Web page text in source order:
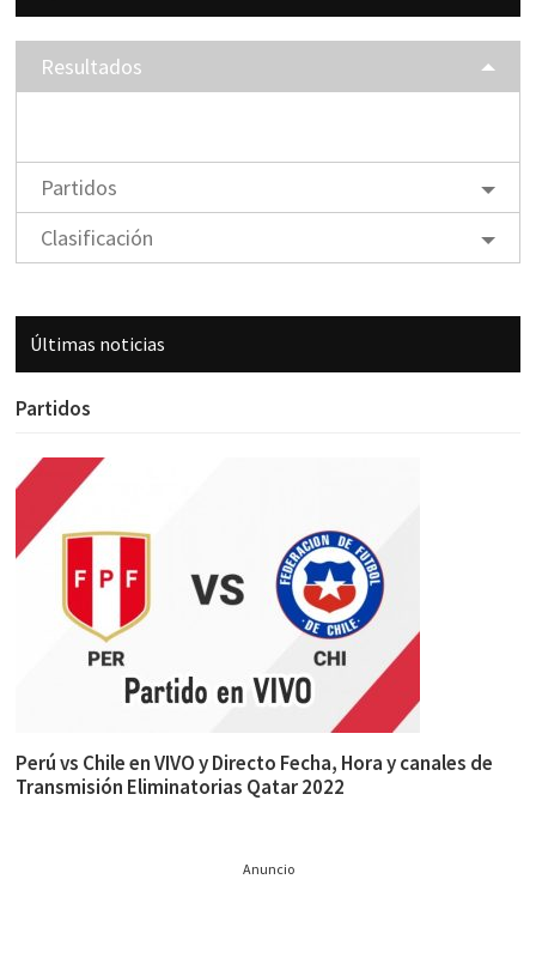
Resultados
Partidos
Clasificación
Últimas noticias
Partidos
Perú vs Chile en VIVO y Directo Fecha, Hora y canales de
Transmisión Eliminatorias Qatar 2022
Anuncio